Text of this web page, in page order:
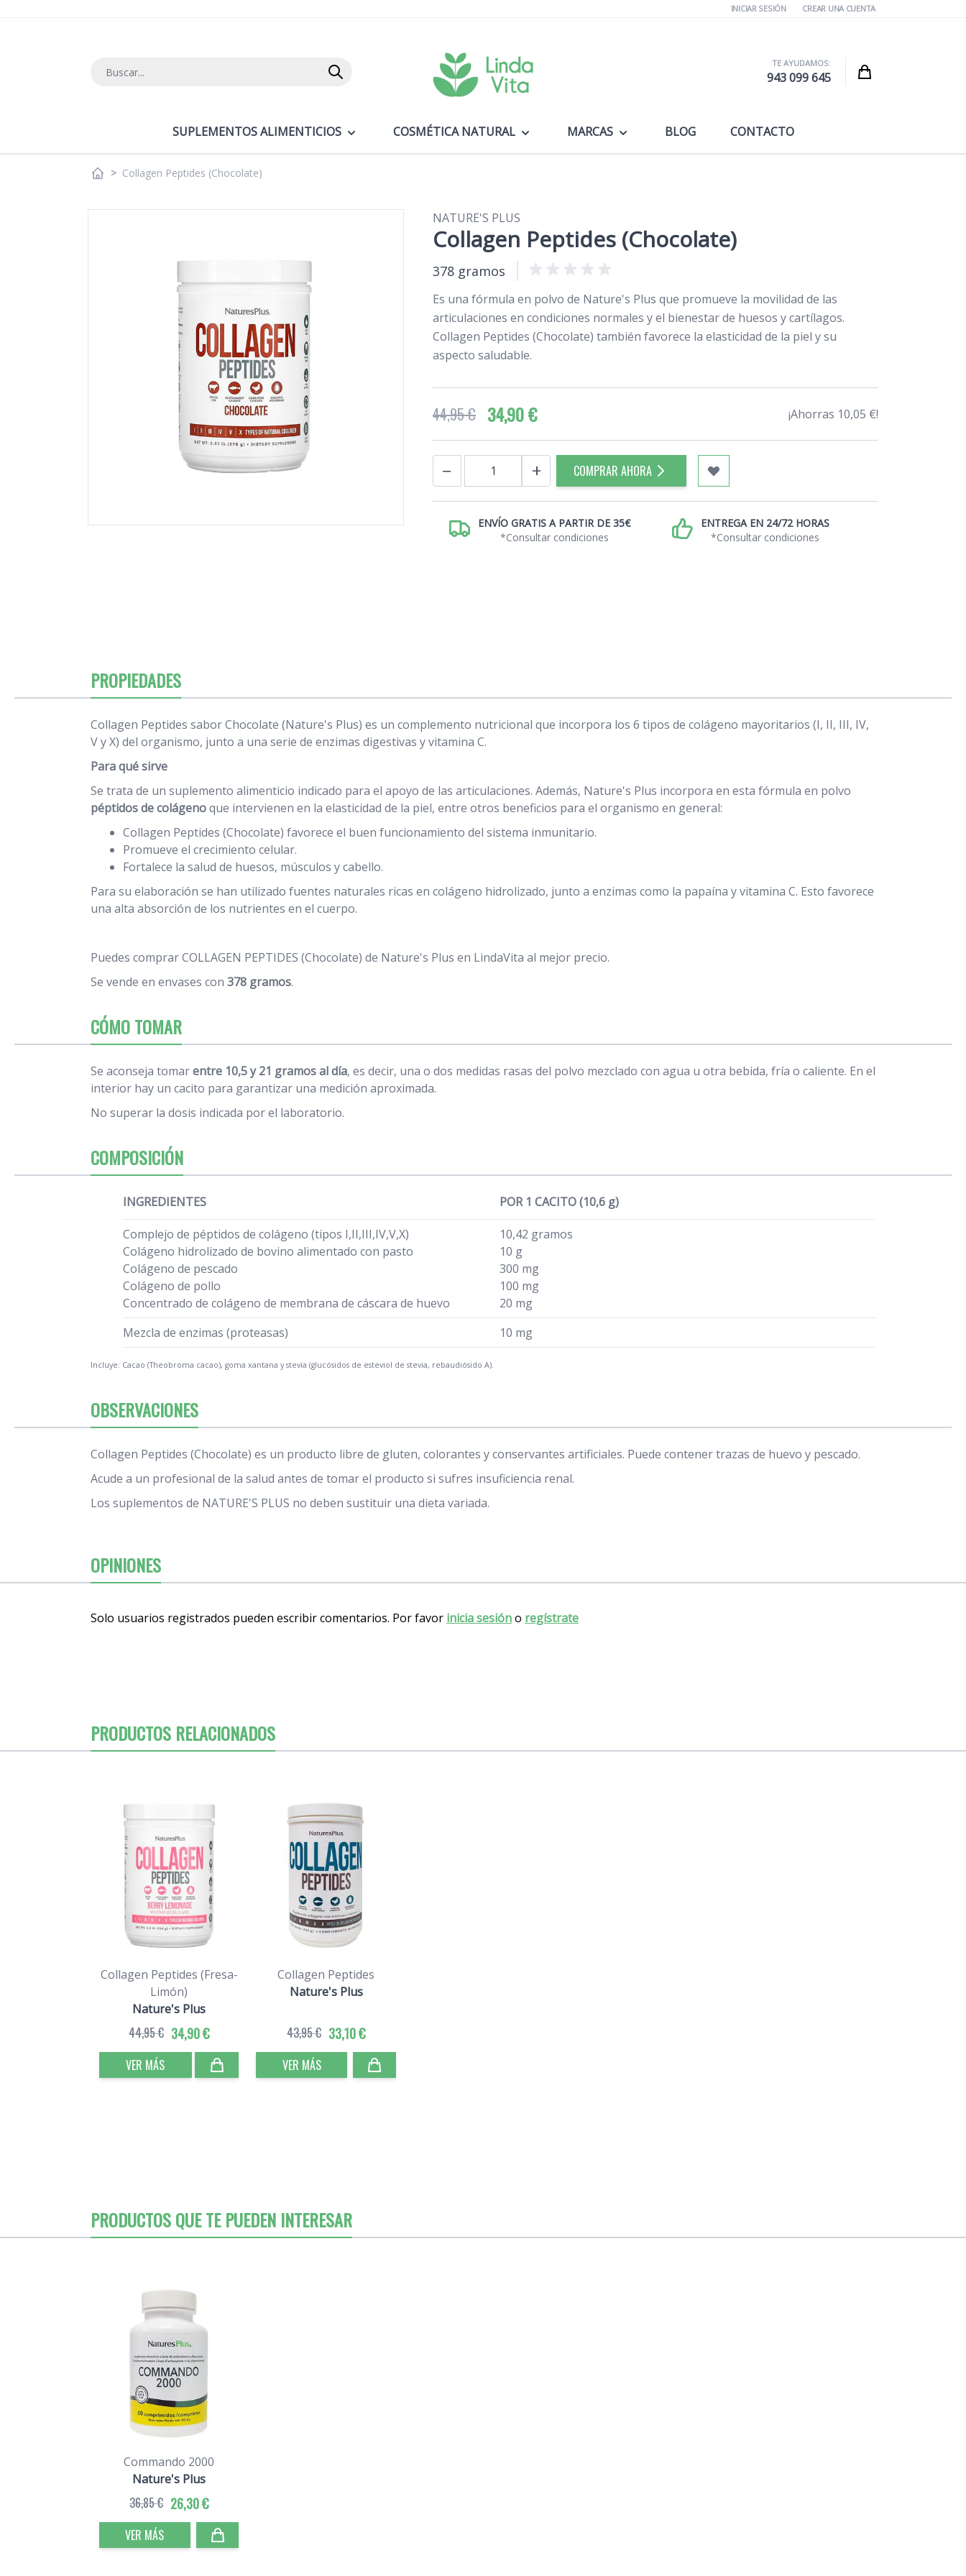
INICIAR SESIÓN CREAR UNA CUENTA
Buscar
TE AYUDAMOS:
943 099 645 Cart
SUPLEMENTOS ALIMENTICIOS COSMÉTICA NATURAL MARCAS BLOG CONTACTO
> Collagen Peptides (Chocolate)
NATURE'S PLUS
Collagen Peptides (Chocolate)
378 gramos
Es una fórmula en polvo de Nature's Plus que promueve la movilidad de las
articulaciones en condiciones normales y el bienestar de huesos y cartílagos.
Collagen Peptides (Chocolate) también favorece la elasticidad de la piel y su
aspecto saludable.
44,95 € 34,90 € ¡Ahorras 10,05 €!
− + COMPRAR AHORA
ENVÍO GRATIS A PARTIR DE 35€
*Consultar condiciones
ENTREGA EN 24/72 HORAS
*Consultar condiciones
PROPIEDADES
Collagen Peptides sabor Chocolate (Nature's Plus) es un complemento nutricional que incorpora los 6 tipos de colágeno mayoritarios (I, II, III, IV,
V y X) del organismo, junto a una serie de enzimas digestivas y vitamina C.
Para qué sirve
Se trata de un suplemento alimenticio indicado para el apoyo de las articulaciones. Además, Nature's Plus incorpora en esta fórmula en polvo
péptidos de colágenoque intervienen en la elasticidad de la piel, entre otros beneficios para el organismo en general:
Collagen Peptides (Chocolate) favorece el buen funcionamiento del sistema inmunitario.
Promueve el crecimiento celular.
Fortalece la salud de huesos, músculos y cabello.
Para su elaboración se han utilizado fuentes naturales ricas en colágeno hidrolizado, junto a enzimas como la papaína y vitamina C. Esto favorece
una alta absorción de los nutrientes en el cuerpo.
Puedes comprar COLLAGEN PEPTIDES (Chocolate) de Nature's Plus en LindaVita al mejor precio.
Se vende en envases con 378 gramos.
CÓMO TOMAR
Se aconseja tomarentre 10,5 y 21 gramos al día, es decir, una o dos medidas rasas del polvo mezclado con agua u otra bebida, fría o caliente. En el
interior hay un cacito para garantizar una medición aproximada.
No superar la dosis indicada por el laboratorio.
COMPOSICIÓN
INGREDIENTES POR 1 CACITO (10,6 g)
Complejo de péptidos de colágeno (tipos I,II,III,IV,V,X)
Colágeno hidrolizado de bovino alimentado con pasto
Colágeno de pescado
Colágeno de pollo
Concentrado de colágeno de membrana de cáscara de huevo
10,42 gramos
10 g
300 mg
100 mg
20 mg
Mezcla de enzimas (proteasas)
10 mg
Incluye: Cacao (Theobroma cacao), goma xantana y stevia (glucósidos de esteviol de stevia, rebaudiósido A).
OBSERVACIONES
Collagen Peptides (Chocolate) es un producto libre de gluten, colorantes y conservantes artificiales. Puede contener trazas de huevo y pescado.
Acude a un profesional de la salud antes de tomar el producto si sufres insuficiencia renal.
Los suplementos de NATURE'S PLUS no deben sustituir una dieta variada.
OPINIONES
Solo usuarios registrados pueden escribir comentarios. Por favor inicia sesióno regístrate
PRODUCTOS RELACIONADOS
Collagen Peptides (Fresa-
Limón)
Nature's Plus
34,90 €
44,95 €
VER MÁS
Collagen Peptides
Nature's Plus
33,10 €
43,95 €
VER MÁS
PRODUCTOS QUE TE PUEDEN INTERESAR
Commando 2000
Nature's Plus
26,30 €
36,85 €
VER MÁS